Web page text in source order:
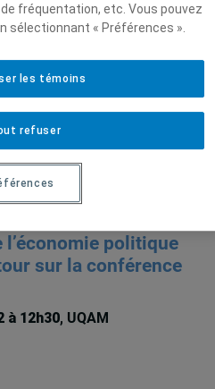
politique
sur la conférence
à 12h30, UQAM
fréquentation, etc. Vous pouvez
sélectionnant « Préférences ».
refuser
les témoins